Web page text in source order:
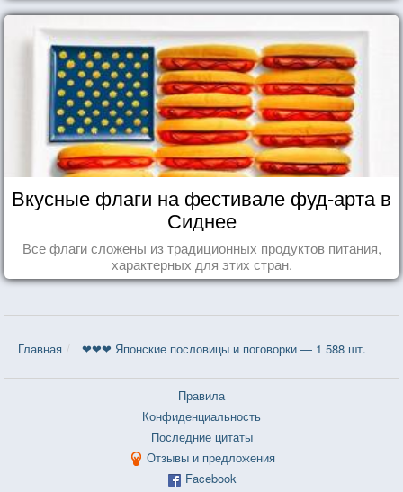
Вкусные флаги на фестивале фуд-арта в
Сиднее
Все флаги сложены из традиционных продуктов питания,
характерных для этих стран.
Главная ❤❤❤ Японские пословицы и поговорки — 1 588 шт.
Правила
Конфиденциальность
Последние цитаты
Отзывы и предложения
Facebook